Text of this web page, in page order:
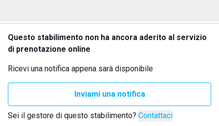
Questo stabilimento non ha ancora aderito al servizio
di prenotazione online
Ricevi una notifica appena sarà disponibile
Inviami una notifica
Sei il gestore di questo stabilimento? Contattaci